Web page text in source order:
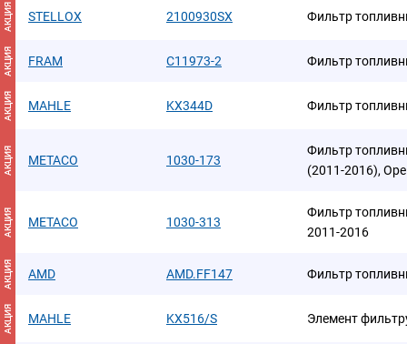
АКЦИЯ STELLOX 2100930SX Фильтр
АКЦИЯ FRAM C11973-2 Фильтр
АКЦИЯ MAHLE KX344D Фильтр
АКЦИЯ METACO 1030-173
Фильтр
(2011-2016),
АКЦИЯ METACO 1030-313
Фильтр
2011-2016
АКЦИЯ AMD AMD.FF147 Фильтр
АКЦИЯ MAHLE KX516/S Элемент